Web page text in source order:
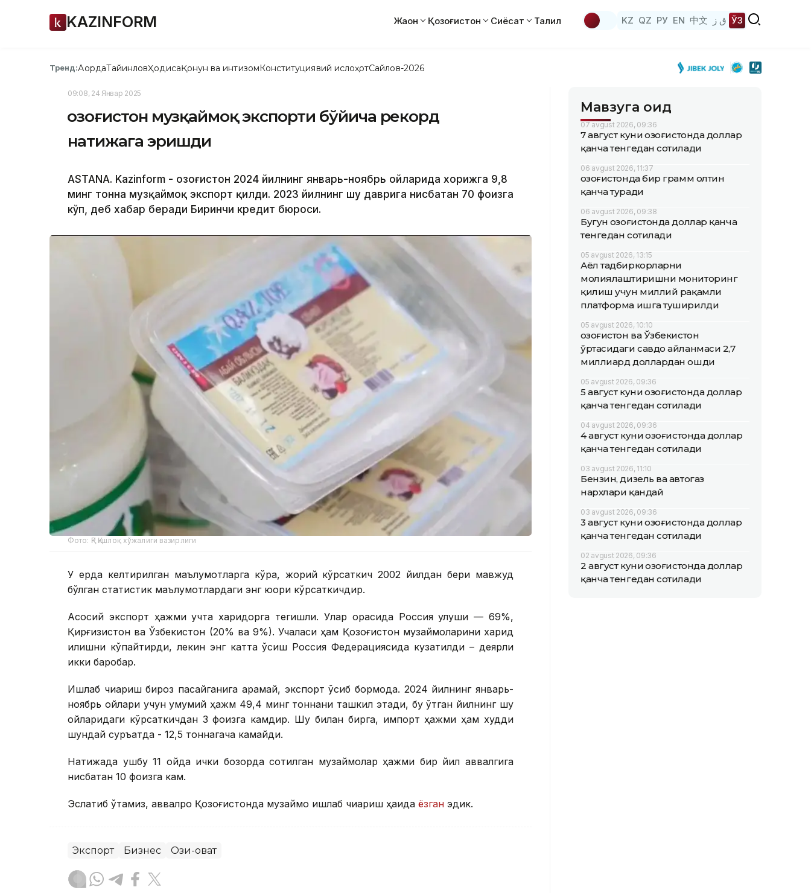
KAZINFORM Жаҳон Қозоғистон Сиёсат Таҳлил KZ QZ РУ EN 中文 ق ز ЎЗ
Тренд:АқордаТайинловҲодисаҚонун ва интизомКонституциявий ислоҳотСайлов-2026
09:08, 24 Январ 2025
Қозоғистон музқаймоқ экспорти бўйича рекорд
натижага эришди
ASTANА. Kazinform - Қозоғистон 2024 йилнинг январь-ноябрь ойларида хорижга 9,8
минг тонна музқаймоқ экспорт қилди. 2023 йилнинг шу даврига нисбатан 70 фоизга
кўп, деб хабар беради Биринчи кредит бюроси.
Фото: ҚР Қишлоқ хўжалиги вазирлиги
У ерда келтирилган маълумотларга кўра, жорий кўрсаткич 2002 йилдан бери мавжуд
бўлган статистик маълумотлардаги энг юқори кўрсаткичдир.
Асосий экспорт ҳажми учта харидорга тегишли. Улар орасида Россия улуши — 69%,
Қирғизистон ва Ўзбекистон (20% ва 9%). Учаласи ҳам Қозоғистон музқаймоқларини харид
қилишни кўпайтирди, лекин энг катта ўсиш Россия Федерациясида кузатилди – деярли
икки баробар.
Ишлаб чиқариш бироз пасайганига қарамай, экспорт ўсиб бормоқда. 2024 йилнинг январь-
ноябрь ойлари учун умумий ҳажм 49,4 минг тоннани ташкил этади, бу ўтган йилнинг шу
ойларидаги кўрсаткичдан 3 фоизга камдир. Шу билан бирга, импорт ҳажми ҳам худди
шундай суръатда - 12,5 тоннагача камайди.
Натижада ушбу 11 ойда ички бозорда сотилган музқаймоқлар ҳажми бир йил аввалгига
нисбатан 10 фоизга кам.
Эслатиб ўтамиз, аввалроқ Қозоғистонда музқаймоқ ишлаб чиқариш ҳақида ёзган эдик.
Экспорт Бизнес Озиқ-овқат
Мавзуга оид
07 avgust 2026, 09:36
7 август куни Қозоғистонда доллар
қанча тенгедан сотилади
06 avgust 2026, 11:37
Қозоғистонда бир грамм олтин
қанча туради
06 avgust 2026, 09:38
Бугун Қозоғистонда доллар қанча
тенгедан сотилади
05 avgust 2026, 13:15
Аёл тадбиркорларни
молиялаштиришни мониторинг
қилиш учун миллий рақамли
платформа ишга туширилди
05 avgust 2026, 10:10
Қозоғистон ва Ўзбекистон
ўртасидаги савдо айланмаси 2,7
миллиард доллардан ошди
05 avgust 2026, 09:36
5 август куни Қозоғистонда доллар
қанча тенгедан сотилади
04 avgust 2026, 09:36
4 август куни Қозоғистонда доллар
қанча тенгедан сотилади
03 avgust 2026, 11:10
Бензин, дизель ва автогаз
нархлари қандай
03 avgust 2026, 09:36
3 август куни Қозоғистонда доллар
қанча тенгедан сотилади
02 avgust 2026, 09:36
2 август куни Қозоғистонда доллар
қанча тенгедан сотилади